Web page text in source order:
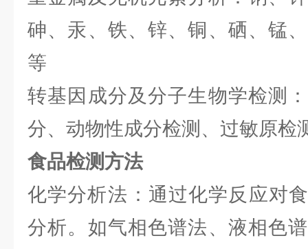
砷、汞、铁、锌、铜、硒、锰
等
转基因成分及分子生物学检测
分、动物性成分检测、过敏原检
食品检测方法
化学分析法‌：通过化学反应对
分析。如气相色谱法、液相色